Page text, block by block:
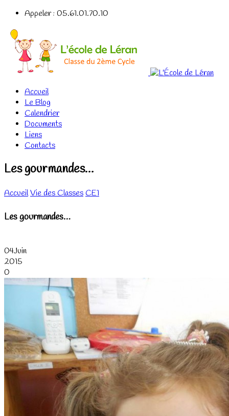
Appeler : 05.61.01.70.10
Accueil
Le Blog
Calendrier
Documents
Liens
Contacts
Les gourmandes…
AccueilVie des ClassesCE1
Les gourmandes…
04Juin
2015
0